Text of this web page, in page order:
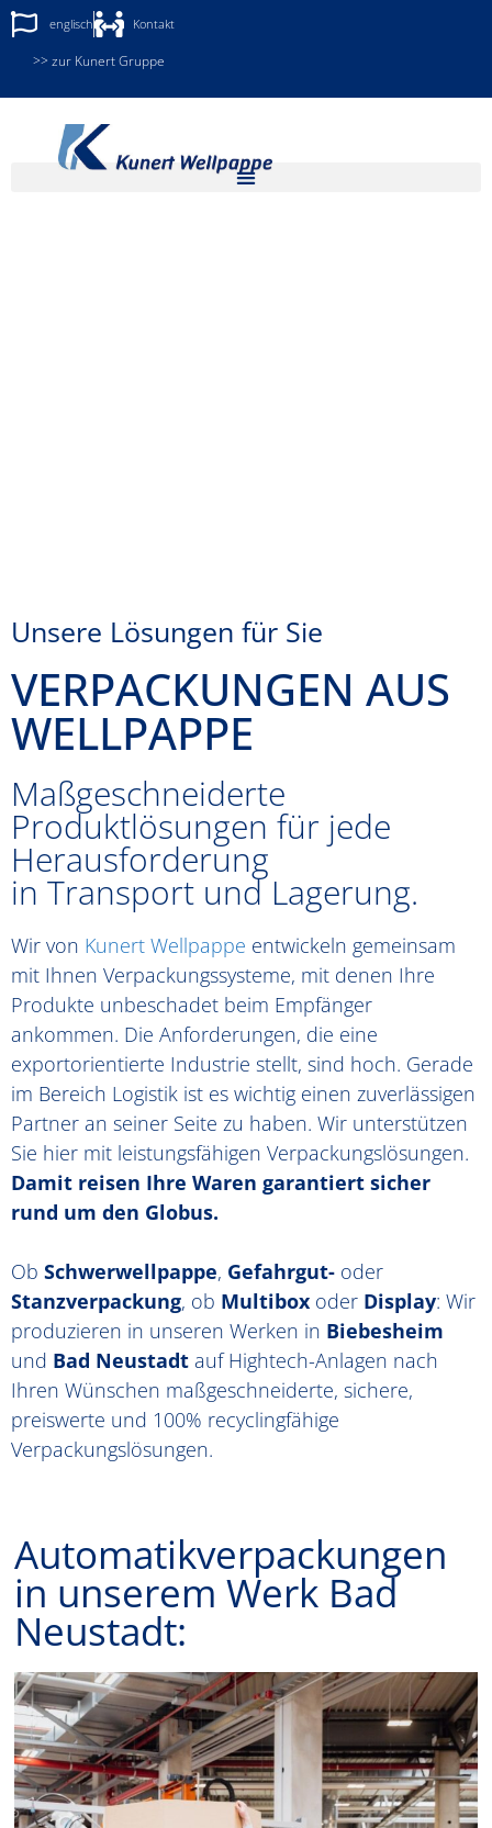
englisch Kontakt
>> zur Kunert Gruppe
Unsere Lösungen für Sie
VERPACKUNGEN AUS
WELLPAPPE
Maßgeschneiderte
Produktlösungen für jede
Herausforderung
in Transport und Lagerung.
Wir von Kunert Wellpappe entwickeln gemeinsam
mit Ihnen Verpackungssysteme, mit denen Ihre
Produkte unbeschadet beim Empfänger
ankommen. Die Anforderungen, die eine
exportorientierte Industrie stellt, sind hoch. Gerade
im Bereich Logistik ist es wichtig einen zuverlässigen
Partner an seiner Seite zu haben. Wir unterstützen
Sie hier mit leistungsfähigen Verpackungslösungen.
Damit reisen Ihre Waren garantiert sicher
rund um den Globus.
Ob Schwerwellpappe, Gefahrgut- oder
Stanzverpackung, ob Multibox oder Display: Wir
produzieren in unseren Werken in Biebesheim
und Bad Neustadt auf Hightech-Anlagen nach
Ihren Wünschen maßgeschneiderte, sichere,
preiswerte und 100% recyclingfähige
Verpackungslösungen.
Automatikverpackungen
in unserem Werk Bad
Neustadt: